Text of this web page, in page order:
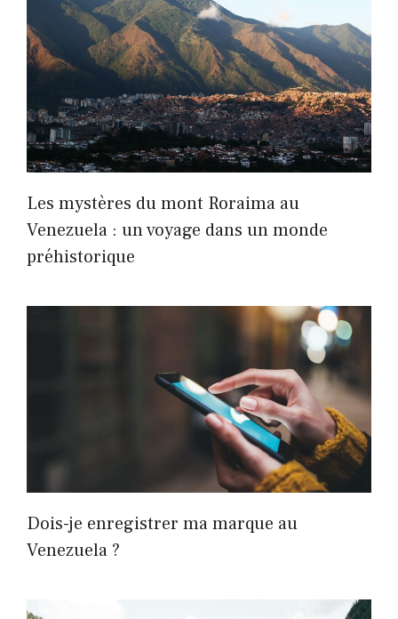
Les mystères du mont Roraima au
Venezuela : un voyage dans un monde
préhistorique
Dois-je enregistrer ma marque au
Venezuela ?